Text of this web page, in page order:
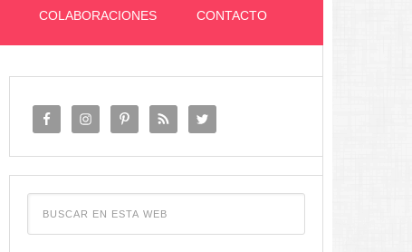
COLABORACIONES CONTACTO